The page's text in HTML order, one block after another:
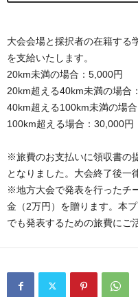
大会会場と採択者の在籍する
を支給いたします。
20km未満の場合：5,000円
20km超える40km未満の場合
40km超える100km未満の場
100km超える場合：30,000円
※旅費のお支払いに領収書の
となりました。大会終了後一
※地方大会で発表を行ったチ
金（2万円）を贈ります。本
でも発表するための旅費にご